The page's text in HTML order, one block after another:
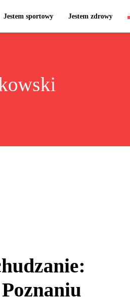
Jestem sportowy Jestem zdrowy